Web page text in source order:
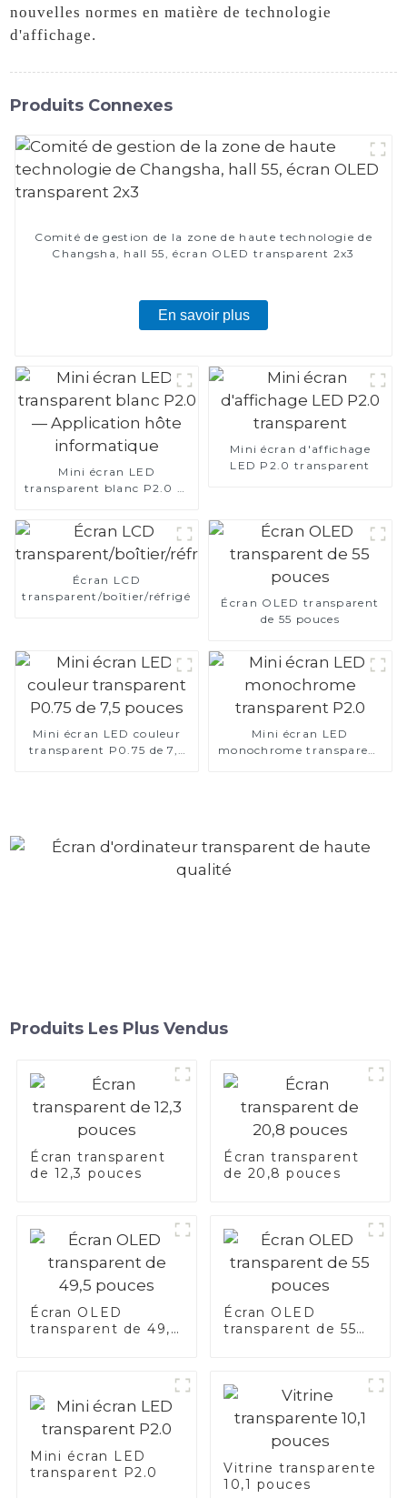
nouvelles normes en matière de technologie
d'affichage.
Produits Connexes
Comité de gestion de la zone de haute technologie de
Changsha, hall 55, écran OLED transparent 2x3
En savoir plus
Mini écran LED
transparent blanc P2.0 —
informatique
Mini écran d'affichage
LED P2.0 transparent
Écran LCD
transparent/boîtier/réfrigérateurÉcran OLED transparent
de 55 pouces
Mini écran LED couleur
transparent P0.75 de 7,5
Mini écran LED
monochrome transparent
Produits Les Plus Vendus
Écran transparent
de 12,3 pouces
Écran transparent
de 20,8 pouces
Écran OLED
transparent de 49,5
Écran OLED
transparent de 55
Mini écran LED
transparent P2.0
Vitrine transparente
10,1 pouces